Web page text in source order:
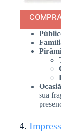
sua
4.